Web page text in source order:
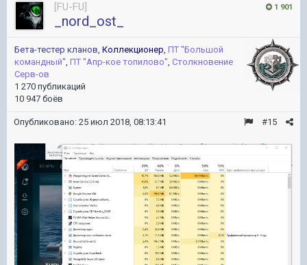
1 901
[FU-FU]
_nord_ost_
Бета-тестер кланов Коллекционер ПТ ''Большой
командный'' ПТ ''Апр-кое топилово'' Столкновение
Серв-ов
1 270 публикаций
10 947 боёв
#15
Опубликовано: 25 июл 2018, 08:13:41